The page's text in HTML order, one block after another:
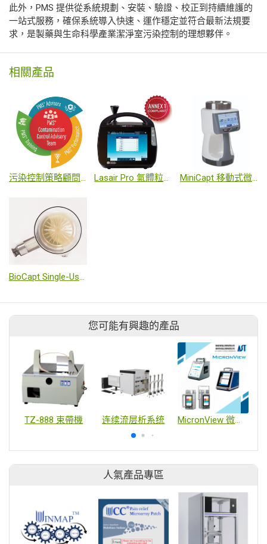
此外，PMS 提供從系統規劃、安裝、驗證、校正到持續維護的
一站式服務，確保系統導入快速、運作穩定並符合最新法規要
求，是製藥與生命科學產業潔淨室污染控制的理想夥伴。
相關產品
污染控制策略顧問服務 Lasair Pro 氣體粒子計數器 MiniCapt 移動式微生物空氣採樣器
BioCapt Single-Use 一次性微生物採樣器(BCSU)
您可能有興趣的產品
TZ-888 束帶機 连续流层析系统 MicronView 微粒子計數器 / 即時浮游菌監測系統 / 浮游菌採樣器
人氣產品專區